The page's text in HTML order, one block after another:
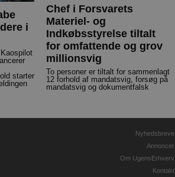
i
starter
Chef i Forsvarets
Materiel- og
Indkøbsstyrelse tiltalt
for omfattende og grov
millionsvig
To personer er tiltalt for sammenlagt
12 forhold af mandatsvig, forsøg på
mandatsvig og dokumentfalsk
Nyhedsbreve
Annoncer
Om UgensErhverv
Kontakt